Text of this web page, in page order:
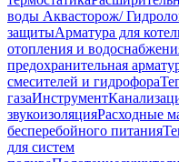
воды Аквасторож/
защитыАрматура для
отопления и
предохранительная
смесителей и гидрофора
газаИнструмент
звукоизоляцияРасходные
бесперебойного питания
для систем